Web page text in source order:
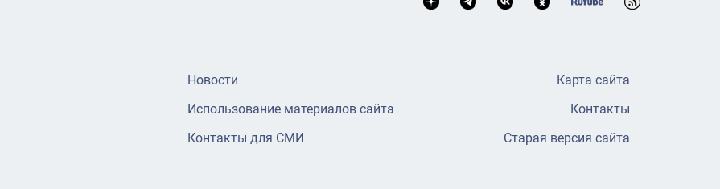
Новости
Использование материалов сайта
Контакты для СМИ
Карта сайта
Контакты
Старая версия сайта